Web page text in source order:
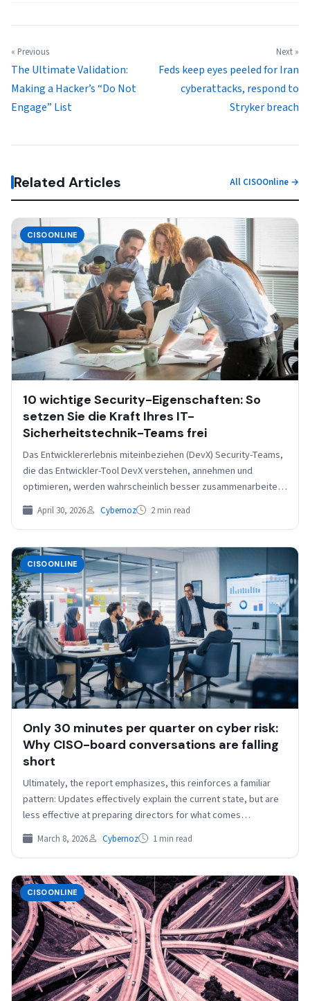
« Previous
The Ultimate Validation:
Making a Hacker’s “Do Not
Engage” List
Next »
Feds keep eyes peeled for Iran
cyberattacks, respond to
Stryker breach
Related Articles All CISOOnline →
CISOONLINE
10 wichtige Security-Eigenschaften: So
setzen Sie die Kraft Ihres IT-
Sicherheitstechnik-Teams frei
Das Entwicklererlebnis miteinbeziehen (DevX) Security-Teams,
die das Entwickler-Tool DevX verstehen, annehmen und
optimieren, werden wahrscheinlich besser zusammenarbeiten.
Darüber hinaus wird ein besonderer Schwerpunkt auf der…
April 30, 2026 Cybernoz 2 min read
CISOONLINE
Only 30 minutes per quarter on cyber risk:
Why CISO-board conversations are falling
short
Ultimately, the report emphasizes, this reinforces a familiar
pattern: Updates effectively explain the current state, but are
less effective at preparing directors for what comes…
March 8, 2026 Cybernoz 1 min read
CISOONLINE